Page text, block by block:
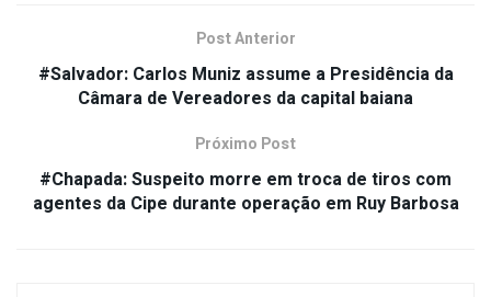
Post Anterior
#Salvador: Carlos Muniz assume a Presidência da
Câmara de Vereadores da capital baiana
Próximo Post
#Chapada: Suspeito morre em troca de tiros com
agentes da Cipe durante operação em Ruy Barbosa